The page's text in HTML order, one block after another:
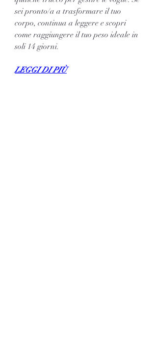
sei pronto/a a trasformare il tuo
corpo, continua a leggere e scopri
come raggiungere il tuo peso ideale in
soli 14 giorni.
LEGGI DI PIÙ